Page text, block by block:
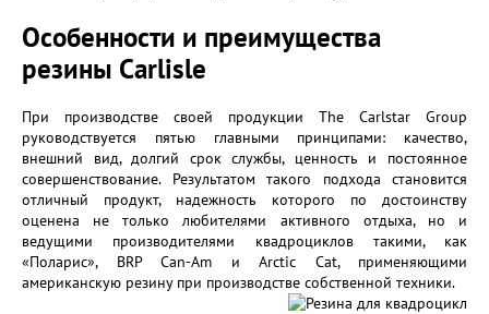
Особенности и преимущества
резины Carlisle
При производстве своей продукции The Carlstar Group
руководствуется пятью главными принципами: качество,
внешний вид, долгий срок службы, ценность и постоянное
совершенствование. Результатом такого подхода становится
отличный продукт, надежность которого по достоинству
оценена не только любителями активного отдыха, но и
ведущими производителями квадроциклов такими, как
«Поларис», BRP Can-Am и Arctic Cat, применяющими
американскую резину при производстве собственной техники.